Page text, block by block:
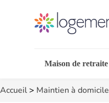
Maison de retraite
Accueil> Maintien à domicile